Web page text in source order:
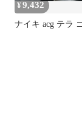
¥9,432
ナイキ acg テラ